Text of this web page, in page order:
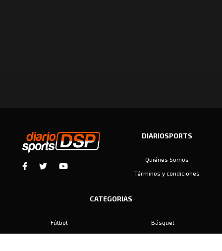
DIARIOSPORTS
Quiénes Somos
Términos y condiciones
CATEGORIAS
Fútbol
Básquet